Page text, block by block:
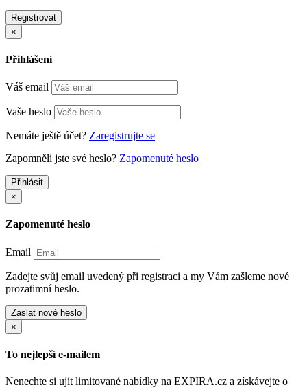
Registrovat
×
Přihlášení
Váš email
Vaše heslo
Nemáte ještě účet? Zaregistrujte se
Zapomněli jste své heslo? Zapomenuté heslo
Přihlásit
×
Zapomenuté heslo
Email
Zadejte svůj email uvedený při registraci a my Vám zašleme nové
prozatimní heslo.
Zaslat nové heslo
×
To nejlepší e-mailem
Nenechte si ujít limitované nabídky na EXPIRA.cz a získávejte o